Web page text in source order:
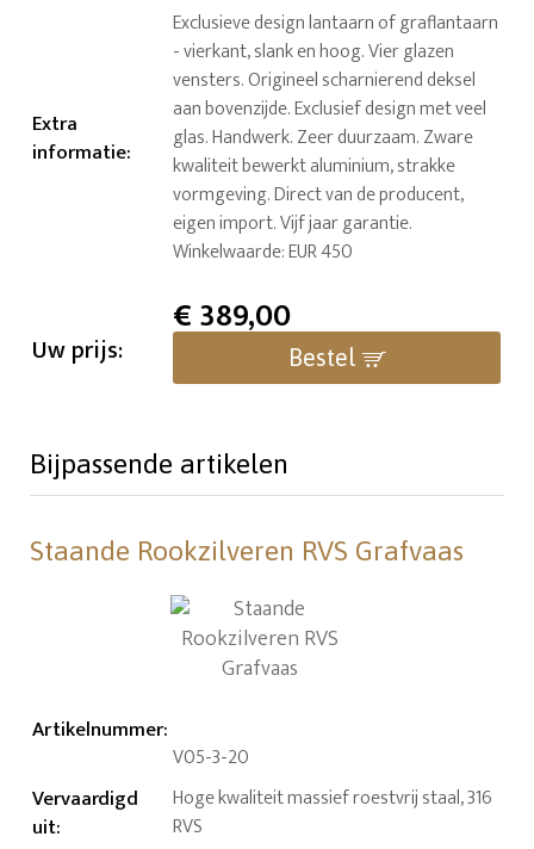
Extra
informatie:
Exclusieve design lantaarn of graflantaarn
- vierkant, slank en hoog. Vier glazen
vensters. Origineel scharnierend deksel
aan bovenzijde. Exclusief design met veel
glas. Handwerk. Zeer duurzaam. Zware
kwaliteit bewerkt aluminium, strakke
vormgeving. Direct van de producent,
eigen import. Vijf jaar garantie.
Winkelwaarde: EUR 450
Uw prijs:
€389,00
Bestel
Bijpassende artikelen
Staande Rookzilveren RVS Grafvaas
Artikelnummer:
V05-3-20
Vervaardigd
uit:
Hoge kwaliteit massief roestvrij staal, 316
RVS